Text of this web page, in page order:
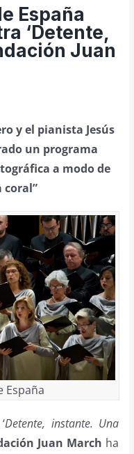
España
‘Detente,
Juan
y el pianista Jesús
un programa
a modo de
coral”
España
Detente, instante. Una
Juan March ha